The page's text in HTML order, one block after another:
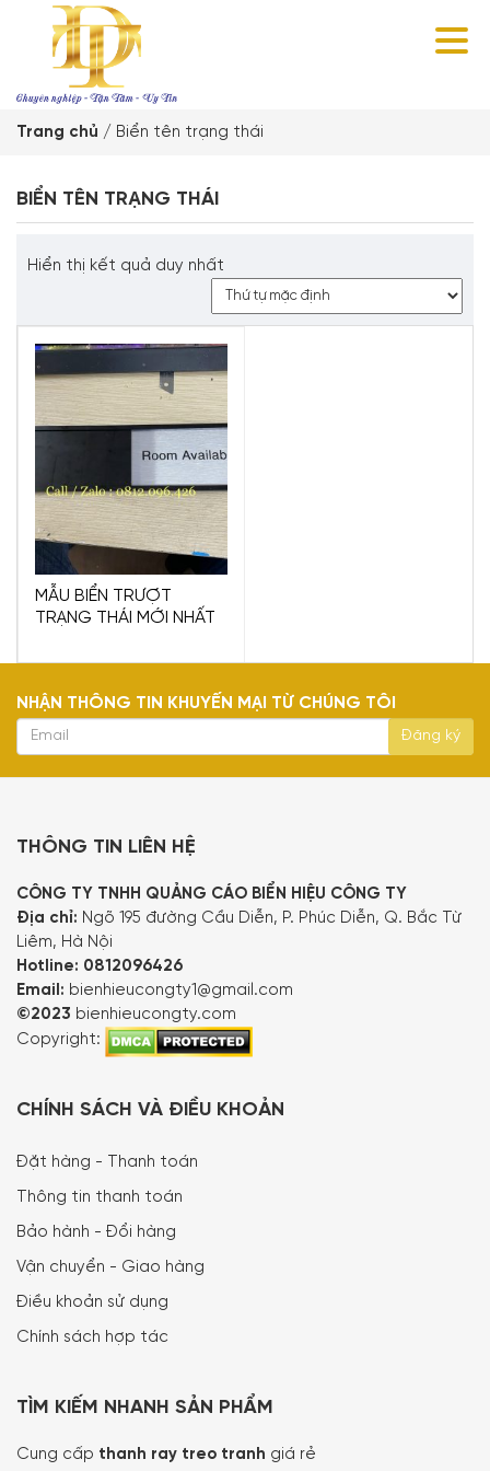
Trang chủ / Biển tên trạng thái
BIỂN TÊN TRẠNG THÁI
Hiển thị kết quả duy nhất
MẪU BIỂN TRƯỢT
TRẠNG THÁI MỚI NHẤT
NHẬN THÔNG TIN KHUYẾN MẠI TỪ CHÚNG TÔI
THÔNG TIN LIÊN HỆ
CÔNG TY TNHH QUẢNG CÁO BIỂN HIỆU CÔNG TY
Địa chỉ: Ngõ 195 đường Cầu Diễn, P. Phúc Diễn, Q. Bắc Từ
Liêm, Hà Nội
Hotline: 0812096426
Email: bienhieucongty1@gmail.com
©2023 bienhieucongty.com
Copyright:
CHÍNH SÁCH VÀ ĐIỀU KHOẢN
Đặt hàng - Thanh toán
Thông tin thanh toán
Bảo hành - Đổi hàng
Vận chuyển - Giao hàng
Điều khoản sử dụng
Chính sách hợp tác
TÌM KIẾM NHANH SẢN PHẨM
Cung cấp thanh ray treo tranh giá rẻ